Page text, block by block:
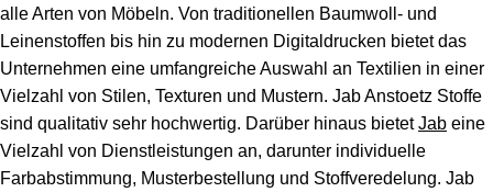
alle Arten von Möbeln. Von traditionellen Baumwoll- und
Leinenstoffen bis hin zu modernen Digitaldrucken bietet das
Unternehmen eine umfangreiche Auswahl an Textilien in einer
Vielzahl von Stilen, Texturen und Mustern. Jab Anstoetz Stoffe
sind qualitativ sehr hochwertig. Darüber hinaus bietetJab eine
Vielzahl von Dienstleistungen an, darunter individuelle
Farbabstimmung, Musterbestellung und Stoffveredelung. Jab